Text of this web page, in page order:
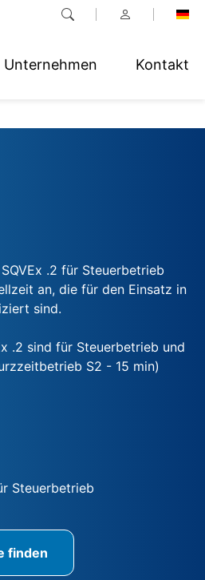
Unternehmen Kontakt
.2 für Steuerbetrieb
an, die für den Einsatz in
sind.
.2 sind für Steuerbetrieb und
S2 - 15 min)
Steuerbetrieb
finden